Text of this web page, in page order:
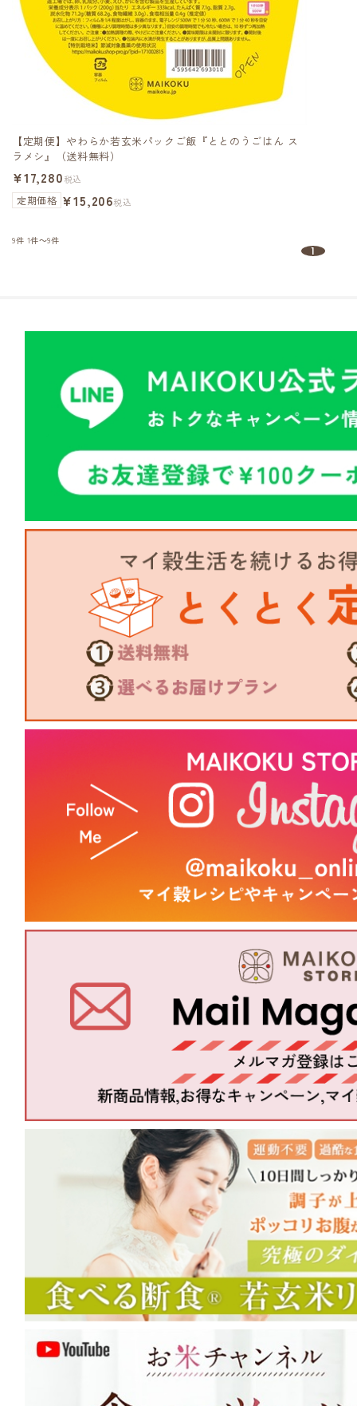
【定期便】やわらか若玄米パックご飯『ととのうごはん ス
ラメシ』（送料無料）
¥17,280税込
定期価格 ¥15,206税込
9件 1件～9件
1